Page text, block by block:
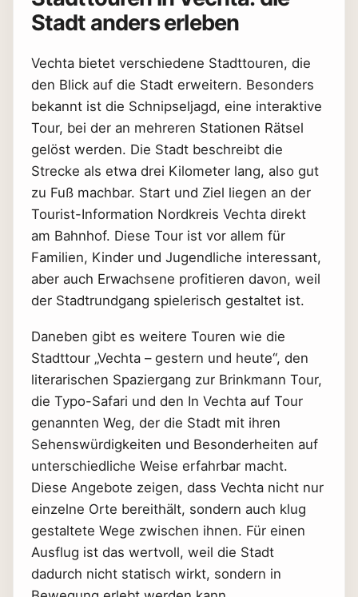
Stadt anders erleben
Vechta bietet verschiedene Stadttouren, die
den Blick auf die Stadt erweitern. Besonders
bekannt ist die Schnipseljagd, eine interaktive
Tour, bei der an mehreren Stationen Rätsel
gelöst werden. Die Stadt beschreibt die
Strecke als etwa drei Kilometer lang, also gut
zu Fuß machbar. Start und Ziel liegen an der
Tourist-Information Nordkreis Vechta direkt
am Bahnhof. Diese Tour ist vor allem für
Familien, Kinder und Jugendliche interessant,
aber auch Erwachsene profitieren davon, weil
der Stadtrundgang spielerisch gestaltet ist.
Daneben gibt es weitere Touren wie die
Stadttour „Vechta – gestern und heute“, den
literarischen Spaziergang zur Brinkmann Tour,
die Typo-Safari und den In Vechta auf Tour
genannten Weg, der die Stadt mit ihren
Sehenswürdigkeiten und Besonderheiten auf
unterschiedliche Weise erfahrbar macht.
Diese Angebote zeigen, dass Vechta nicht nur
einzelne Orte bereithält, sondern auch klug
gestaltete Wege zwischen ihnen. Für einen
Ausflug ist das wertvoll, weil die Stadt
dadurch nicht statisch wirkt, sondern in